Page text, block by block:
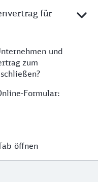
für
und
zum
Formular:
öffnen